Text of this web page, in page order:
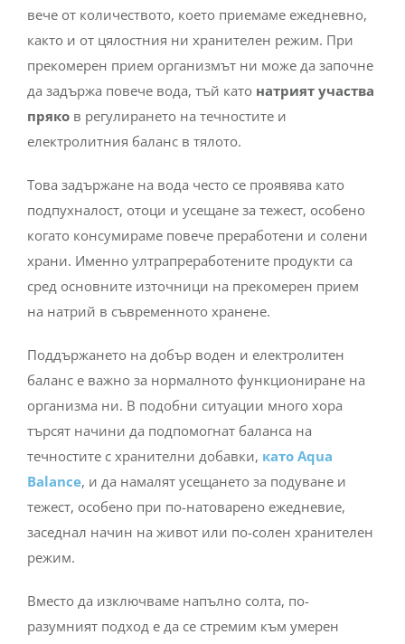
вече от количеството, което приемаме ежедневно,
както и от цялостния ни хранителен режим. При
прекомерен прием организмът ни може да започне
да задържа повече вода, тъй като натрият участва
пряков регулирането на течностите и
електролитния баланс в тялото.
Това задържане на вода често се проявява като
подпухналост, отоци и усещане за тежест, особено
когато консумираме повече преработени и солени
храни. Именно ултрапреработените продукти са
сред основните източници на прекомерен прием
на натрий в съвременното хранене.
Поддържането на добър воден и електролитен
баланс е важно за нормалното функциониране на
организма ни. В подобни ситуации много хора
търсят начини да подпомогнат баланса на
течностите с хранителни добавки, като Aqua
Balance, и да намалят усещането за подуване и
тежест, особено при по-натоварено ежедневие,
заседнал начин на живот или по-солен хранителен
режим.
Вместо да изключваме напълно солта, по-
разумният подход е да се стремим към умерен